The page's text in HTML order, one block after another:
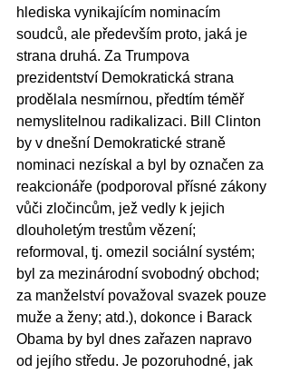
hlediska vynikajícím nominacím
soudců, ale především proto, jaká je
strana druhá. Za Trumpova
prezidentství Demokratická strana
prodělala nesmírnou, předtím téměř
nemyslitelnou radikalizaci. Bill Clinton
by v dnešní Demokratické straně
nominaci nezískal a byl by označen za
reakcionáře (podporoval přísné zákony
vůči zločincům, jež vedly k jejich
dlouholetým trestům vězení;
reformoval, tj. omezil sociální systém;
byl za mezinárodní svobodný obchod;
za manželství považoval svazek pouze
muže a ženy; atd.), dokonce i Barack
Obama by byl dnes zařazen napravo
od jejího středu. Je pozoruhodné, jak